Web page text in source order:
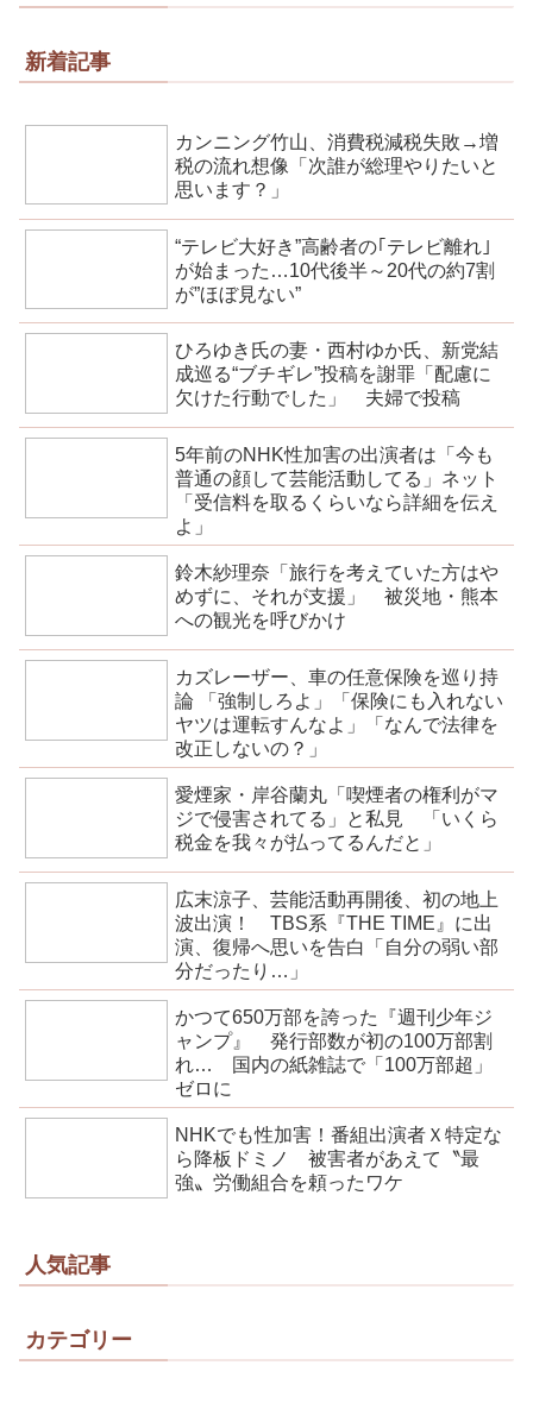
新着記事
カンニング竹山、消費税減税失敗→増
税の流れ想像「次誰が総理やりたいと
思います？」
“テレビ大好き”高齢者の｢テレビ離れ｣
が始まった…10代後半～20代の約7割
が”ほぼ見ない”
ひろゆき氏の妻・西村ゆか氏、新党結
成巡る“ブチギレ”投稿を謝罪「配慮に
欠けた行動でした」 夫婦で投稿
5年前のNHK性加害の出演者は「今も
普通の顔して芸能活動してる」ネット
「受信料を取るくらいなら詳細を伝え
よ」
鈴木紗理奈「旅行を考えていた方はや
めずに、それが支援」 被災地・熊本
への観光を呼びかけ
カズレーザー、車の任意保険を巡り持
論 「強制しろよ」「保険にも入れない
ヤツは運転すんなよ」「なんで法律を
改正しないの？」
愛煙家・岸谷蘭丸「喫煙者の権利がマ
ジで侵害されてる」と私見 「いくら
税金を我々が払ってるんだと」
広末涼子、芸能活動再開後、初の地上
波出演！ TBS系『THE TIME』に出
演、復帰へ思いを告白「自分の弱い部
分だったり…」
かつて650万部を誇った『週刊少年ジ
ャンプ』 発行部数が初の100万部割
れ… 国内の紙雑誌で「100万部超」
ゼロに
NHKでも性加害！番組出演者Ｘ特定な
ら降板ドミノ 被害者があえて〝最
強〟労働組合を頼ったワケ
人気記事
カテゴリー